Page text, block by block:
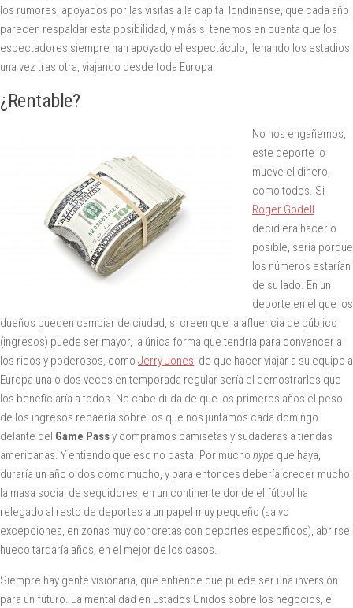
los rumores, apoyados por las visitas a la capital londinense, que cada año
parecen respaldar esta posibilidad, y más si tenemos en cuenta que los
espectadores siempre han apoyado el espectáculo, llenando los estadios
una vez tras otra, viajando desde toda Europa.
¿Rentable?
No nos engañemos,
este deporte lo
mueve el dinero,
como todos. Si
Roger Godell
decidiera hacerlo
posible, sería porque
los números estarían
de su lado. En un
deporte en el que los
dueños pueden cambiar de ciudad, si creen que la afluencia de público
(ingresos) puede ser mayor, la única forma que tendría para convencer a
los ricos y poderosos, como Jerry Jones, de que hacer viajar a su equipo a
Europa una o dos veces en temporada regular sería el demostrarles que
los beneficiaría a todos. No cabe duda de que los primeros años el peso
de los ingresos recaería sobre los que nos juntamos cada domingo
delante del Game Passy compramos camisetas y sudaderas a tiendas
americanas. Y entiendo que eso no basta. Por mucho hype que haya,
duraría un año o dos como mucho, y para entonces debería crecer mucho
la masa social de seguidores, en un continente donde el fútbol ha
relegado al resto de deportes a un papel muy pequeño (salvo
excepciones, en zonas muy concretas con deportes específicos), abrirse
hueco tardaría años, en el mejor de los casos.
Siempre hay gente visionaria, que entiende que puede ser una inversión
para un futuro. La mentalidad en Estados Unidos sobre los negocios, el